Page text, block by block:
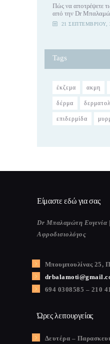
Πώς να αποτρέψετε
από την Dr
21 ΣΕΠΤΕΜΒΡΊΟΥ,
Tags
έκζεμα ακμη
δέρμα
επιδερμίδα
Είμαστε εδώ για σας
Dr Μπαλαμώτη Ευγενία
Αφροδισιολόγος
Μπουμπουλίνας 25,
694 0308585 – 210
Ώρες λειτουργείας
Δευτέρα –